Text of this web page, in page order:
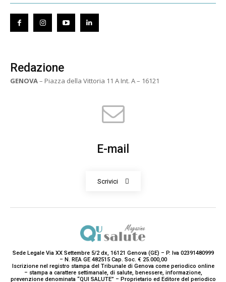
Redazione
GENOVA– Piazza della Vittoria 11 A Int. A – 16121
E-mail
Scrivici
Sede Legale Via XX Settembre 5/2 dx, 16121 Genova (GE) – P. Iva 02391480999
– N. REA GE 482515 Cap. Soc. € 25.000,00
Iscrizione nel registro stampa del Tribunale di Genova come periodico online
– stampa a carattere settimanale, di salute, benessere, informazione,
prevenzione denominata “QUI SALUTE” – Proprietario ed Editore del periodico